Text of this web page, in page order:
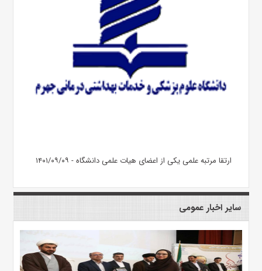
ارتقا مرتبه علمی یکی از اعضای هیات علمی دانشگاه - ۱۴۰۱/۰۹/۰۹
سایر اخبار عمومی